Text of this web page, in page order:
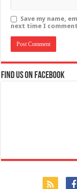
Save my name,
next time I
Find us on Facebook